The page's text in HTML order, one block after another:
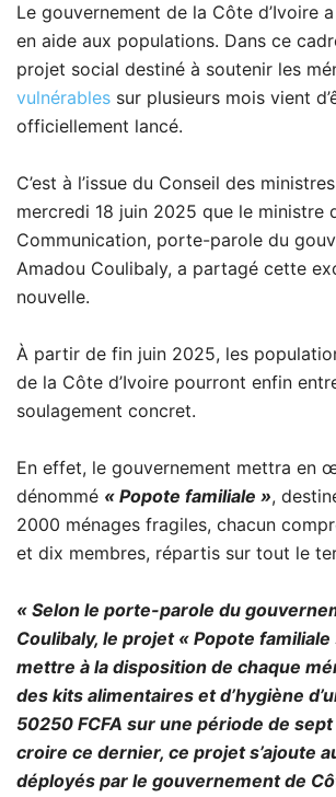
Le gouvernement de la Côte d’Ivoire
en aide aux populations. Dans ce
projet social destiné à soutenir les
vulnérables sur plusieurs mois vient
officiellement lancé.
C’est à l’issue du Conseil des
mercredi 18 juin 2025 que le ministre
Communication, porte-parole du
Amadou Coulibaly, a partagé cette
nouvelle.
À partir de fin juin 2025, les
de la Côte d’Ivoire pourront enfin
soulagement concret.
En effet, le gouvernement mettra en
dénommé « Popote familiale »,
2000 ménages fragiles, chacun
et dix membres, répartis sur tout le
« Selon le porte-parole du
Coulibaly, le projet « Popote
mettre à la disposition de chaque
des kits alimentaires et d’hygiène
50250 FCFA sur une période de
croire ce dernier, ce projet s’ajoute
déployés par le gouvernement de